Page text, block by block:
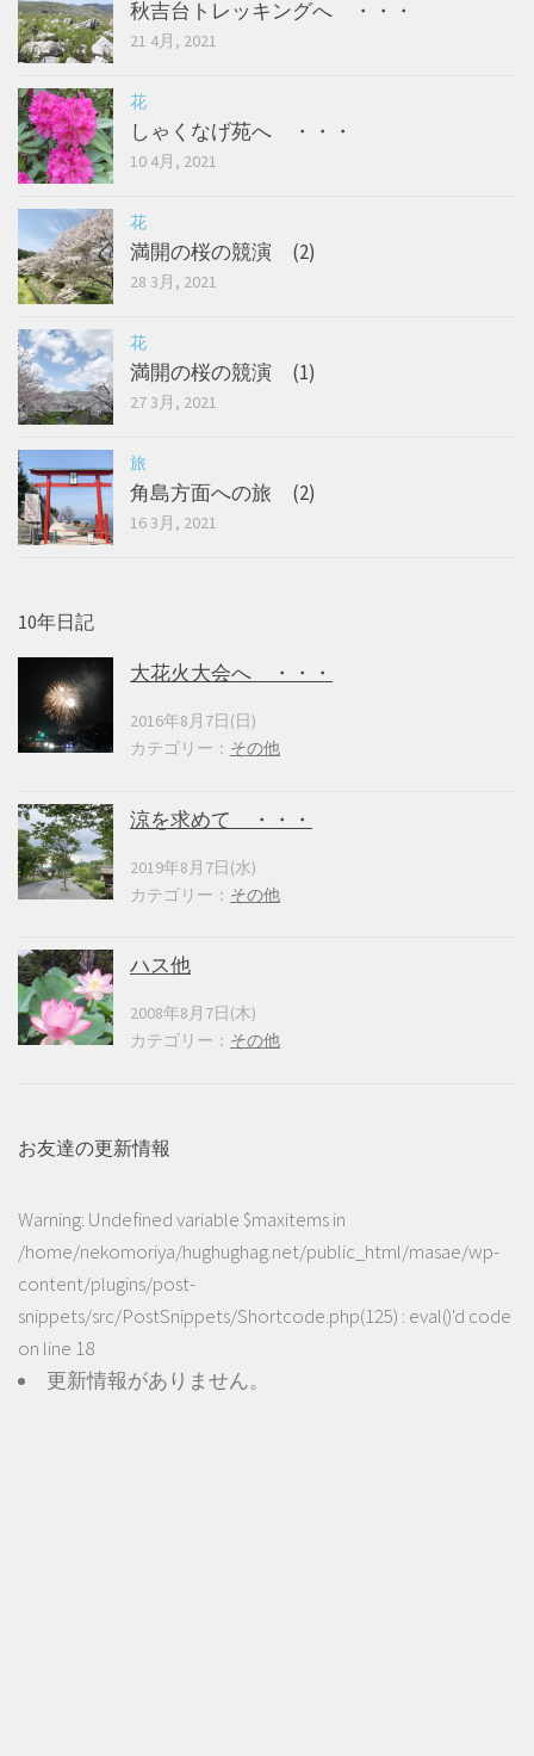
秋吉台トレッキングへ ・・・
21 4月, 2021
花
しゃくなげ苑へ ・・・
10 4月, 2021
花
満開の桜の競演 (2)
28 3月, 2021
花
満開の桜の競演 (1)
27 3月, 2021
旅
角島方面への旅 (2)
16 3月, 2021
10年日記
大花火大会へ ・・・
2016年8月7日(日)
カテゴリー： その他
涼を求めて ・・・
2019年8月7日(水)
カテゴリー： その他
ハス他
2008年8月7日(木)
カテゴリー： その他
お友達の更新情報
Warning: Undefined variable $maxitems in
/home/nekomoriya/hughughag.net/public_html/masae/wp-
content/plugins/post-
snippets/src/PostSnippets/Shortcode.php(125) : eval()'d code
on line 18
更新情報がありません。